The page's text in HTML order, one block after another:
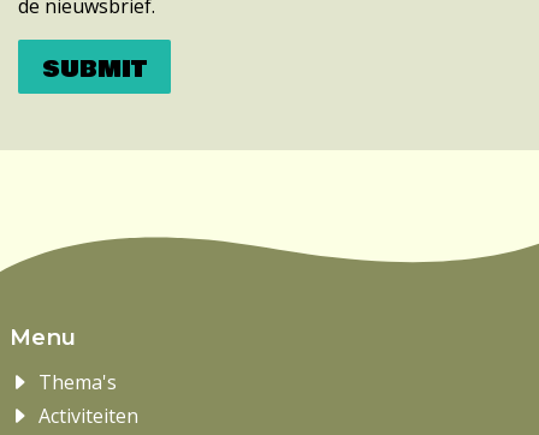
de nieuwsbrief.
Menu
Thema's
Activiteiten